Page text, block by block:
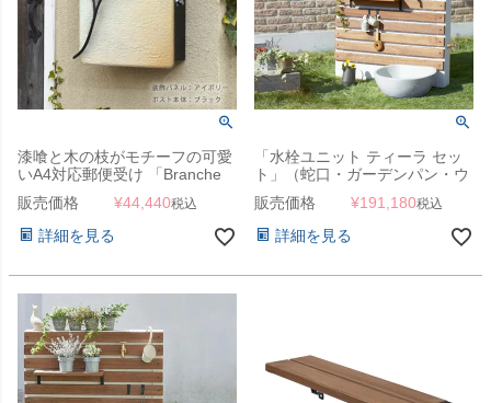
漆喰と木の枝がモチーフの可愛
いA4対応郵便受け 「Branche
ブランシュ」
販売価格 ¥44,440税込
詳細を見る
「水栓ユニット ティーラ セッ
ト」（蛇口・ガーデンパン・ウ
ッドトレイ付き）
販売価格 ¥191,180税込
詳細を見る